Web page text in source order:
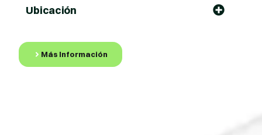
Ubicación
Más Información